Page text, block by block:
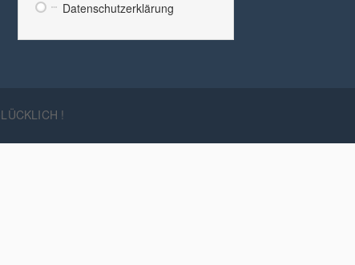
Datenschutzerklärung
!